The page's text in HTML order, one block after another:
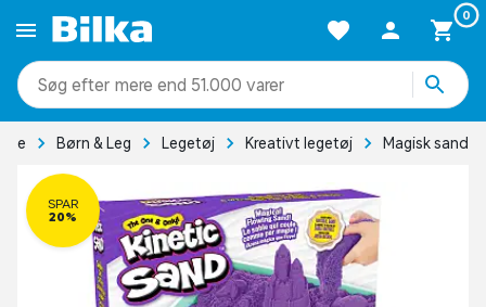
0
mere end 51.000 varer
Børn & Leg Legetøj Kreativt legetøj Magisk sand
SPAR
20%